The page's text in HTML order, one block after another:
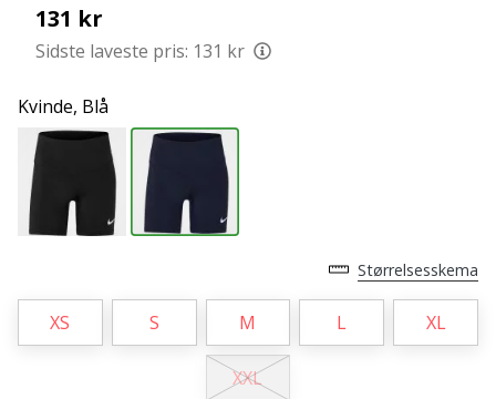
Så
lad
løbe
sammen.
11. 8. 2022
affiliate
program
131 kr
Sidste laveste pris: 131 kr
Kvinde, Blå
Størrelsesskema
XS S M L XL
XXL